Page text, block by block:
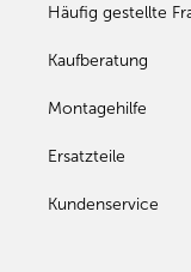
Häufig gestellte
Kaufberatung
Montagehilfe
Ersatzteile
Kundenservice